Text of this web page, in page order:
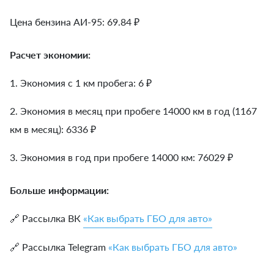
Цена бензина АИ-95: 69.84 ₽
Расчет экономии:
1. Экономия с 1 км пробега: 6 ₽
2. Экономия в месяц при пробеге 14000 км в год (1167
км в месяц): 6336 ₽
3. Экономия в год при пробеге 14000 км: 76029 ₽
Больше информации:
🔗 Рассылка ВК «Как выбрать ГБО для авто»
🔗 Рассылка Telegram «Как выбрать ГБО для авто»